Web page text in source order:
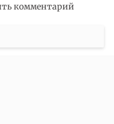
комментарий